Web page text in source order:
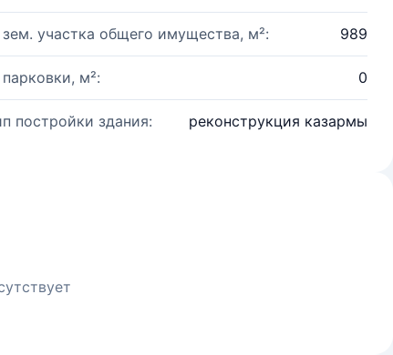
участка общего имущества, м²: 989
м²: 0
постройки здания: реконструкция казармы